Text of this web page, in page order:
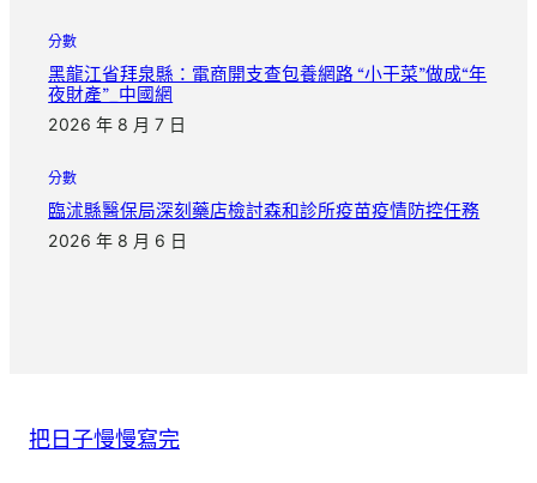
分數
黑龍江省拜泉縣：電商開支查包養網路 “小干菜”做成“年
夜財產”_中國網
2026 年 8 月 7 日
分數
臨沭縣醫保局深刻藥店檢討森和診所疫苗疫情防控任務
2026 年 8 月 6 日
把日子慢慢寫完